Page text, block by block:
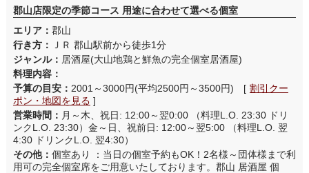
郡山店限定の季節コース 用途に合わせて選べる個室
エリア： 郡山
行き方：
ＪＲ 郡山駅前から徒歩1分
ジャンル： 居酒屋(大山地鶏と鮮魚の完全個室居酒屋)
料理内容：
予算の目安： 2001～3000円(平均2500円～3500円) [ 割引クー
ポン・地図を見る ]
営業時間： 月～木、祝日: 12:00～翌0:00 （料理L.O. 23:30 ドリ
ンクL.O. 23:30）金～日、祝前日: 12:00～翌5:00 （料理L.O. 翌
4:30 ドリンクL.O. 翌4:30）
その他： 個室あり ：当日の個室予約もOK！2名様～団体様まで利
用可の完全個室席をご用意いたしております。郡山 居酒屋 個